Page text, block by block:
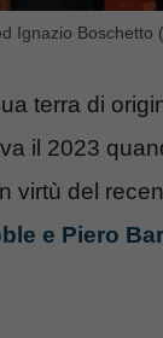
Ignazio Boschetto
terra di
il 2023
virtù del
e Piero